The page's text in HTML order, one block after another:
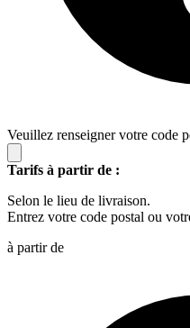
Veuillez renseigner votre code
Tarifs à partir de :
Selon le lieu de livraison.
Entrez votre code postal ou
à partir de